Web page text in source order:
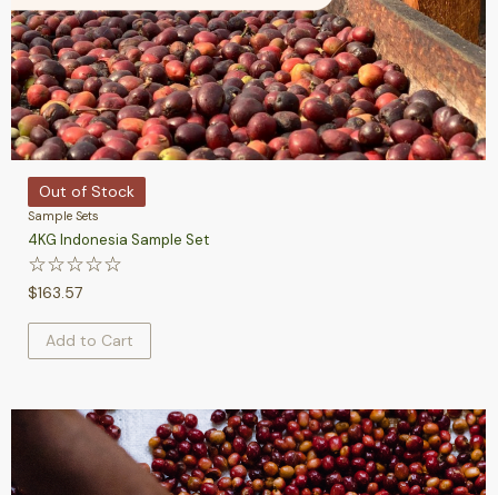
Out of Stock
Sample Sets
4KG Indonesia Sample Set
☆☆☆☆☆
$163.57
Add to Cart